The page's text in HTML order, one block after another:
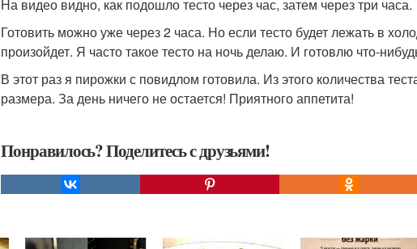
На видео видно, как подошло тесто через час, затем через три часа.
Готовить можно уже через 2 часа. Но если тесто будет лежать в
произойдет. Я часто такое тесто на ночь делаю. И готовлю что-
В этот раз я пирожки с повидлом готовила. Из этого количества
размера. За день ничего не остается! Приятного аппетита!
Понравилось? Поделитесь с друзьями!